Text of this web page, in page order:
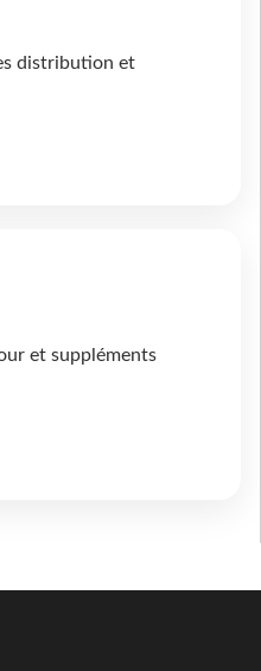
distribution et
et suppléments